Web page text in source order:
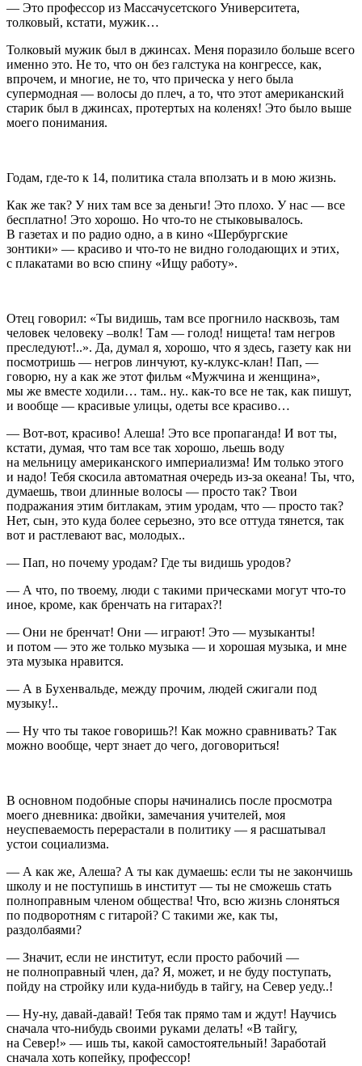
— Это профессор из Массачусетского Университета,
толковый, кстати, мужик…
Толковый мужик был в джинсах. Меня поразило больше всего
именно это. Не то, что он без галстука на конгрессе, как,
впрочем, и многие, не то, что прическа у него была
супермодная — волосы до плеч, а то, что этот американский
старик был в джинсах, протертых на коленях! Это было выше
моего понимания.
Годам, где-то к 14, политика стала вползать и в мою жизнь.
Как же так? У них там все за деньги! Это плохо. У нас — все
бесплатно! Это хорошо. Но что-то не стыковывалось.
В газетах и по радио одно, а в кино «Шербургские
зонтики» — красиво и что-то не видно голодающих и этих,
с плакатами во всю спину «Ищу работу».
Отец говорил: «Ты видишь, там все прогнило насквозь, там
человек человеку –волк! Там — голод! нищета! там негров
преследуют!..». Да, думал я, хорошо, что я здесь, газету как ни
посмотришь — негров линчуют, ку-клукс-клан! Пап, —
говорю, ну а как же этот фильм «Мужчина и женщина»,
мы же вместе ходили… там.. ну.. как-то все не так, как пишут,
и вообще — красивые улицы, одеты все красиво…
— Вот-вот, красиво! Алеша! Это все пропаганда! И вот ты,
кстати, думая, что там все так хорошо, льешь воду
на мельницу американского империализма! Им только этого
и надо! Тебя скосила автоматная очередь из-за океана! Ты, что,
думаешь, твои длинные волосы — просто так? Твои
подражания этим битлакам, этим уродам, что — просто так?
Нет, сын, это куда более серьезно, это все оттуда тянется, так
вот и растлевают вас, молодых..
— Пап, но почему уродам? Где ты видишь уродов?
— А что, по твоему, люди с такими прическами могут что-то
иное, кроме, как бренчать на гитарах?!
— Они не бренчат! Они — играют! Это — музыканты!
и потом — это же только музыка — и хорошая музыка, и мне
эта музыка нравится.
— А в Бухенвальде, между прочим, людей сжигали под
музыку!..
— Ну что ты такое говоришь?! Как можно сравнивать? Так
можно вообще, черт знает до чего, договориться!
В основном подобные споры начинались после просмотра
моего дневника: двойки, замечания учителей, моя
неуспеваемость перерастали в политику — я расшатывал
устои социализма.
— A как же, Алеша? A ты как думаешь: если ты не закончишь
школу и не поступишь в институт — ты не сможешь стать
полноправным членом общества! Что, всю жизнь слоняться
по подворотням с гитарой? С такими же, как ты,
раздолбаями?
— Значит, если не институт, если просто рабочий —
не полноправный член, да? Я, может, и не буду поступать,
пойду на стройку или куда-нибудь в тайгу, на Север уеду..!
— Ну-ну, давай-давай! Тебя так прямо там и ждут! Научись
сначала что-нибудь своими руками делать! «В тайгу,
на Север!» — ишь ты, какой самостоятельный! Заработай
сначала хоть копейку, профессор!